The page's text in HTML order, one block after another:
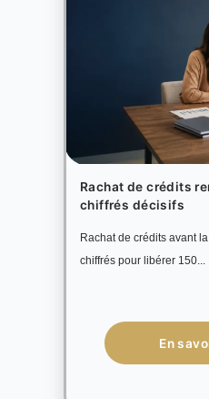
Rachat de crédits
chiffrés décisifs
Rachat de crédits avant
chiffrés pour libérer 150...
En